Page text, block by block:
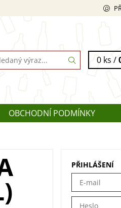
0 ks /
OBCHODNÍ PODMÍNKY
PŘIHLÁŠENÍ